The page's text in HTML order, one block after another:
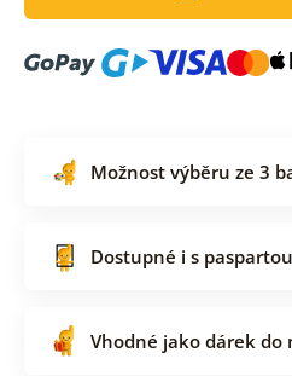
Možnost výběru ze 3
Dostupné i s paspartou
Vhodné jako dárek